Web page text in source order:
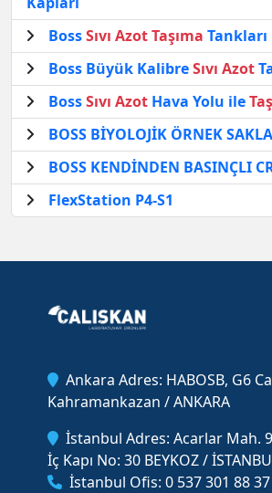
BossSıvı AzotTaşıma Tankları
Boss Büyük KalibreSıvı Azot
BossSıvı Azot Hava Yolu ile
BOSS BİYOLOJİK ÖRNEK
BOSS KENDİNDEN BASINÇLI
FlexStation P4-S1
Ankara Adres: HABOSB, G6
Kahramankazan / ANKARA
İstanbul Adres: Acarlar Mah.
İç Kapı No: 30 BEYKOZ /
İstanbul Ofis: 0 537 301 88 37